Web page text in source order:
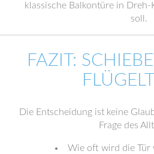
klassische Balkontüre in
soll.
FAZIT:
Die Entscheidung ist keine
Frage des
Wie oft wird die Tür